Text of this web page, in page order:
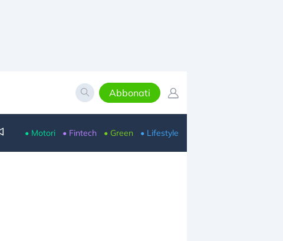
Abbonati
• Motori • Fintech • Green • Lifestyle